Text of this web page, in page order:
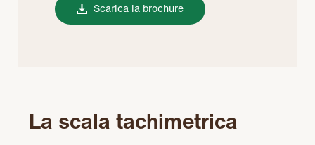
Scarica la brochure
La scala tachimetrica